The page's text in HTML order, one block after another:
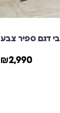
דגם ספיר צבע
₪2,990